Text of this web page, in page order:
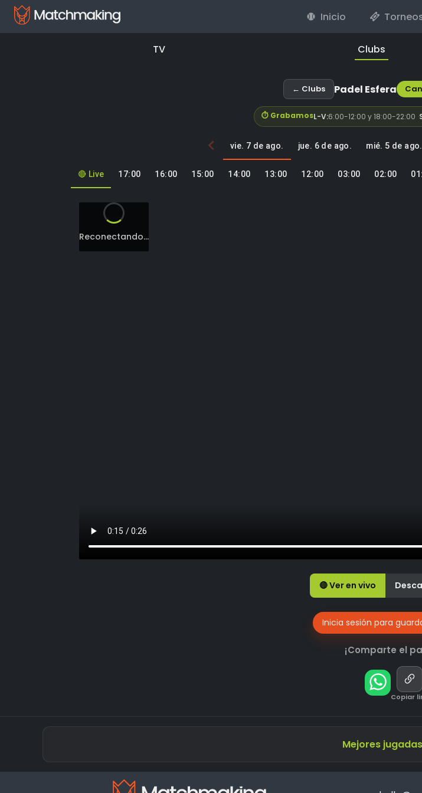
Inicio
TV Clubs
← Clubs Padel Esfera
⏱ GrabamosL-V:6:00-12:00 y 18:00-22:00 ·
vie. 7 de ago. jue. 6 de ago. mié. 5 de ago.
🔴 Live 17:00 16:00 15:00 14:00 13:00 12:00 03:00 02:00
Reconectando...
🔴 Ver en vivo
Inicia sesión para
¡Comparte el
Copiar
Mejores jugadas